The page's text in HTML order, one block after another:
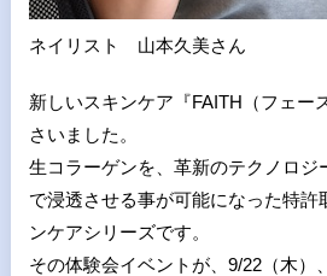
ネイリスト 山本久美さん
新しいスキンケア『FAITH（フェー
さいました。
生コラーゲンを、革新のテクノロジ
で浸透させる事が可能になった特許
ンケアシリーズです。
その体験会イベントが、9/22（木）